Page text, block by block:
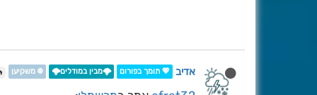
אדיב 💖 תומך בפורום 🌩️מבין במודלים🌩️ ❄️ משקיען